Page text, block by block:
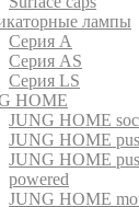
лампы
Серия A
Серия AS
Серия LS
HOME
JUNG HOME
JUNG HOME
JUNG HOME
powered
JUNG HOME